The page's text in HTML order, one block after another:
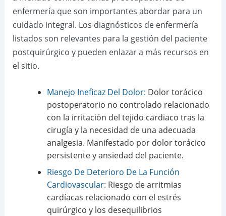
enfermería que son importantes abordar para un
cuidado integral. Los diagnósticos de enfermería
listados son relevantes para la gestión del paciente
postquirúrgico y pueden enlazar a más recursos en
el sitio.
Manejo Ineficaz Del Dolor: Dolor torácico
postoperatorio no controlado relacionado
con la irritación del tejido cardiaco tras la
cirugía y la necesidad de una adecuada
analgesia. Manifestado por dolor torácico
persistente y ansiedad del paciente.
Riesgo De Deterioro De La Función
Cardiovascular: Riesgo de arritmias
cardíacas relacionado con el estrés
quirúrgico y los desequilibrios